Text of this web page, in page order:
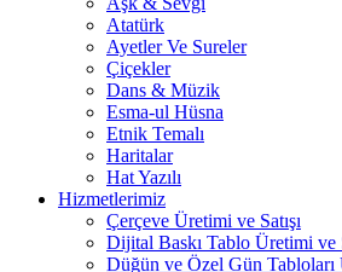
Atatürk
Ayetler Ve Sureler
Çiçekler
Dans & Müzik
Esma-ul Hüsna
Etnik Temalı
Haritalar
Hat Yazılı
Hizmetlerimiz
Çerçeve Üretimi ve Satışı
Dijital Baskı Tablo Üretimi ve
Düğün ve Özel Gün Tabloları